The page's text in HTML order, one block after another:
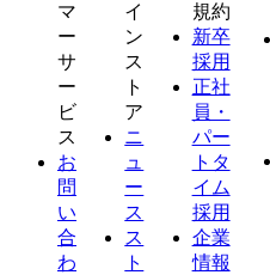
マ
ー
サ
ー
ビ
ス
お
問
い
合
わ
イ
ン
ス
ト
ア
ニ
ュ
ー
ス
ス
ト
規約
新卒
採用
正社
員・
パー
トタ
イム
採用
企業
情報